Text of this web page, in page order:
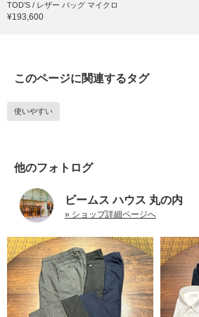
TOD’S / レザー バッグ マイクロ
¥193,600
このページに関連するタグ
使いやすい
他のフォトログ
ビームス ハウス 丸の内
» ショップ詳細ページへ